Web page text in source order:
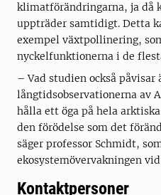
klimatförändringarna, ja då
uppträder samtidigt. Detta
exempel växtpollinering,
nyckelfunktionerna i de
– Vad studien också
långtidsobservationerna av
hålla ett öga på hela
den förödelse som det
säger professor Schmidt,
ekosystemövervakningen vid
Kontaktpersoner